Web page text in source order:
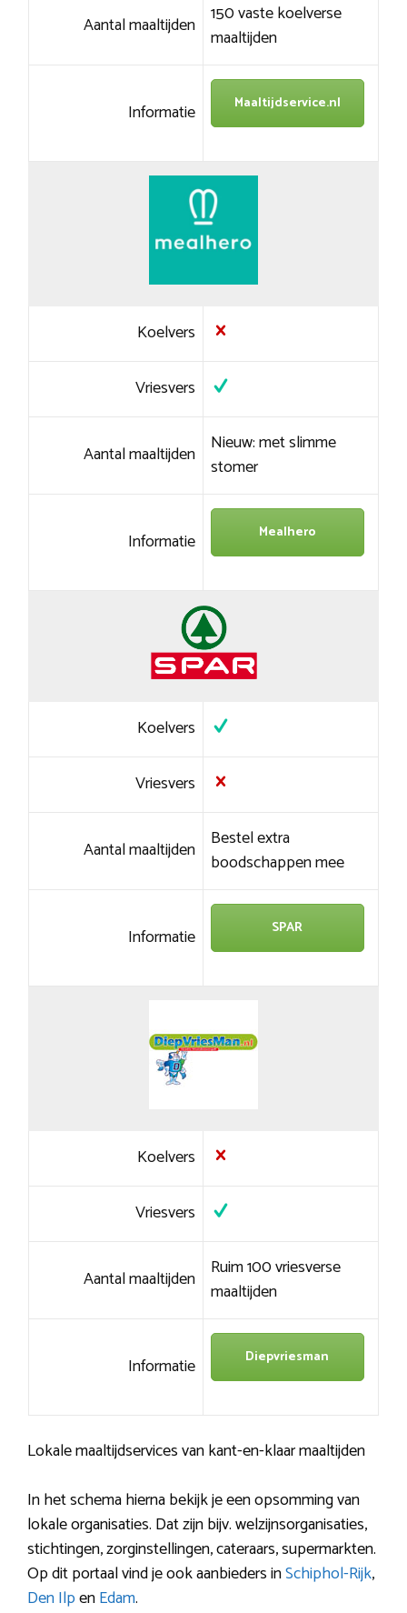
Aantal maaltijden 150 vaste koelverse
maaltijden
Informatie Maaltijdservice.nl
Koelvers
Vriesvers
Aantal maaltijden Nieuw: met slimme
stomer
Informatie Mealhero
Koelvers
Vriesvers
Aantal maaltijden Bestel extra
boodschappen mee
Informatie SPAR
Koelvers
Vriesvers
Aantal maaltijden Ruim 100 vriesverse
maaltijden
Informatie Diepvriesman
Lokale maaltijdservices van kant-en-klaar maaltijden
In het schema hierna bekijk je een opsomming van
lokale organisaties. Dat zijn bijv. welzijnsorganisaties,
stichtingen, zorginstellingen, cateraars, supermarkten.
Op dit portaal vind je ook aanbieders inSchiphol-Rijk,
Den IlpenEdam.